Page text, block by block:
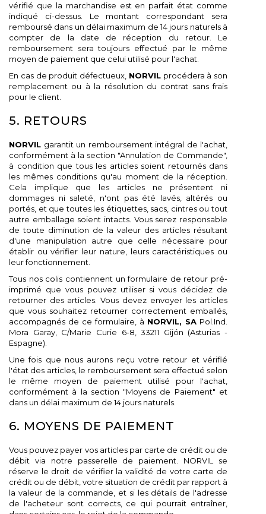
vérifié que la marchandise est en parfait état comme
indiqué ci-dessus. Le montant correspondant sera
remboursé dans un délai maximum de 14 jours naturels à
compter de la date de réception du retour. Le
remboursement sera toujours effectué par le même
moyen de paiement que celui utilisé pour l'achat.
En cas de produit défectueux, NORVILprocédera à son
remplacement ou à la résolution du contrat sans frais
pour le client.
5. RETOURS
NORVIL garantit un remboursement intégral de l'achat,
conformément à la section "Annulation de Commande",
à condition que tous les articles soient retournés dans
les mêmes conditions qu'au moment de la réception.
Cela implique que les articles ne présentent ni
dommages ni saleté, n'ont pas été lavés, altérés ou
portés, et que toutes les étiquettes, sacs, cintres ou tout
autre emballage soient intacts. Vous serez responsable
de toute diminution de la valeur des articles résultant
d'une manipulation autre que celle nécessaire pour
établir ou vérifier leur nature, leurs caractéristiques ou
leur fonctionnement.
Tous nos colis contiennent un formulaire de retour pré-
imprimé que vous pouvez utiliser si vous décidez de
retourner des articles. Vous devez envoyer les articles
que vous souhaitez retourner correctement emballés,
accompagnés de ce formulaire, à NORVIL, SA Pol.Ind.
Mora Garay, C/Marie Curie 6-8, 33211 Gijón (Asturias -
Espagne).
Une fois que nous aurons reçu votre retour et vérifié
l'état des articles, le remboursement sera effectué selon
le même moyen de paiement utilisé pour l'achat,
conformément à la section "Moyens de Paiement" et
dans un délai maximum de 14 jours naturels.
6. MOYENS DE PAIEMENT
Vous pouvez payer vos articles par carte de crédit ou de
débit via notre passerelle de paiement. NORVIL se
réserve le droit de vérifier la validité de votre carte de
crédit ou de débit, votre situation de crédit par rapport à
la valeur de la commande, et si les détails de l'adresse
de l'acheteur sont corrects, ce qui pourrait entraîner,